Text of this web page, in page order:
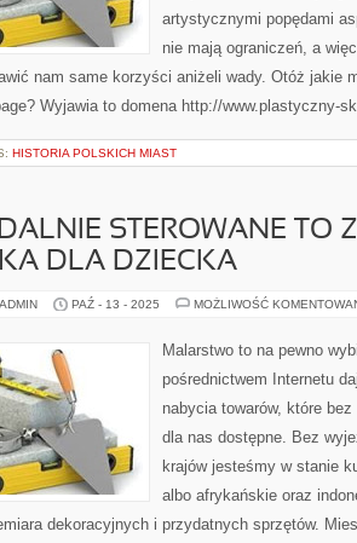
artystycznymi popędami
nie mają ograniczeń, a
nam same korzyści aniżeli wady. Otóż jakie
Wyjawia to domena http://www.plastyczny-
HISTORIA POLSKICH MIAST
STEROWANE TO
DLA DZIECKA
PAŹ - 13 - 2025 MOŻLIWOŚĆ
Malarstwo to na pewno
pośrednictwem Internetu
nabycia towarów, które
dla nas dostępne. Bez
krajów jesteśmy w stanie
albo afrykańskie oraz
dekoracyjnych i przydatnych sprzętów.